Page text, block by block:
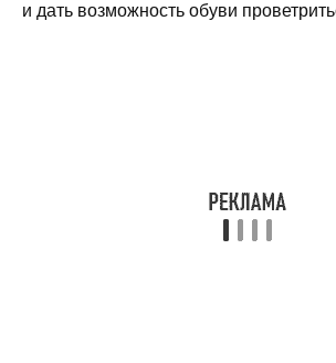
и дать возможность обуви